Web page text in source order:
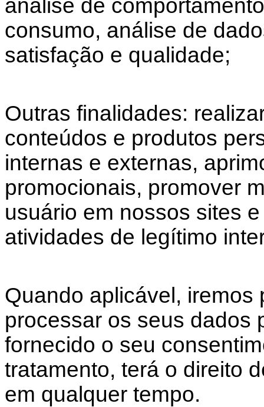
análise de
consumo, análise de
satisfação e qualidade;
Outras finalidades:
conteúdos e produtos
internas e externas,
promocionais, promover
usuário em nossos sites
atividades de legítimo
Quando aplicável,
processar os seus dados
fornecido o seu
tratamento, terá o direito
em qualquer tempo.